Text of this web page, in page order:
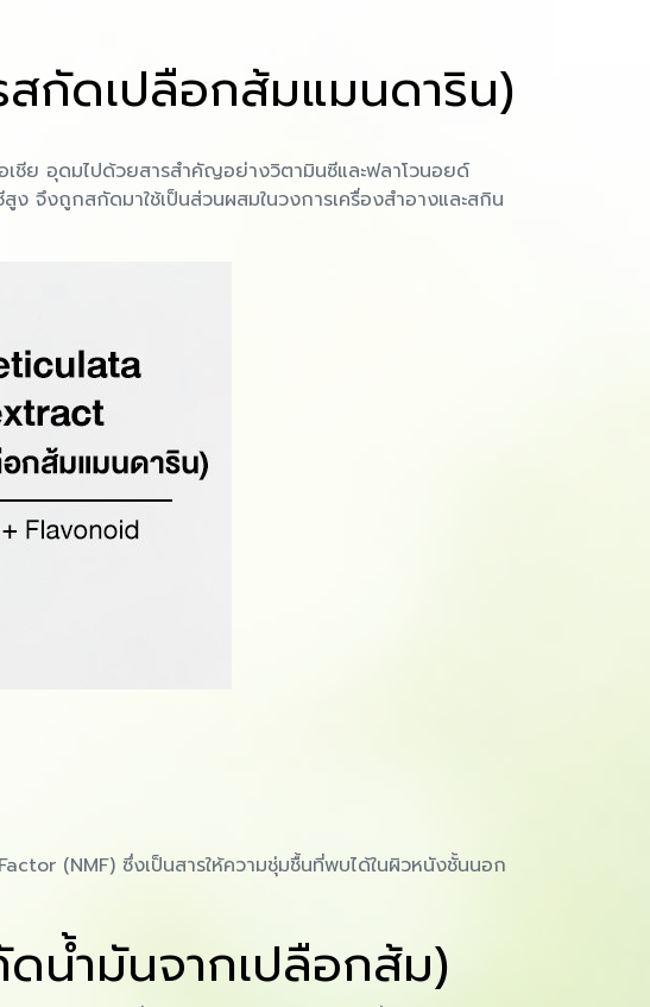
กัดเปลือกส้มแมนดาริน)
ชีย อุดมไปด้วยสารสำคัญอย่างวิตามินซีและฟลาโวนอยด์
จึงถูกสกัดมาใช้เป็นส่วนผสมในวงการเครื่องสำอางและสกิน
(NMF) ซึ่งเป็นสารให้ความชุ่มชื้นที่พบได้ในผิวหนังชั้นนอก
น้ำมันจากเปลือกส้ม)